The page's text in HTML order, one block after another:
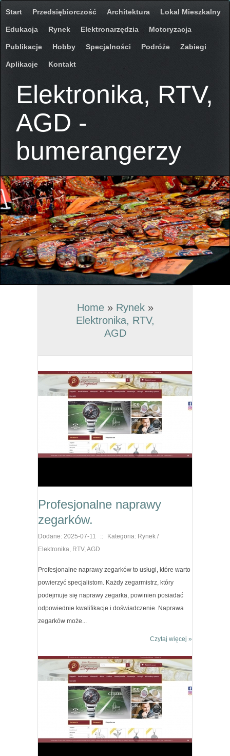
Start Przedsiębiorczość Architektura Lokal Mieszkalny
Edukacja Rynek Elektronarzędzia Motoryzacja
Publikacje Hobby Specjalności Podróże Zabiegi
Aplikacje Kontakt
Elektronika, RTV,
AGD -
bumerangerzy
Home» Rynek»
Elektronika, RTV,
AGD
Profesjonalne naprawy
zegarków.
Dodane: 2025-07-11 ::
Kategoria: Rynek /
Elektronika, RTV, AGD
Profesjonalne naprawy zegarków to usługi, które warto
powierzyć specjalistom. Każdy zegarmistrz, który
podejmuje się naprawy zegarka, powinien posiadać
odpowiednie kwalifikacje i doświadczenie. Naprawa
zegarków może...
Czytaj więcej »